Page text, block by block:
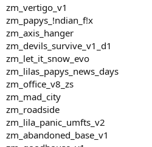
zm_vertigo_v1
zm_papys_!ndian_f!x
zm_axis_hanger
zm_devils_survive_v1_d1
zm_let_it_snow_evo
zm_lilas_papys_news_days
zm_office_v8_zs
zm_mad_city
zm_roadside
zm_lila_panic_umfts_v2
zm_abandoned_base_v1